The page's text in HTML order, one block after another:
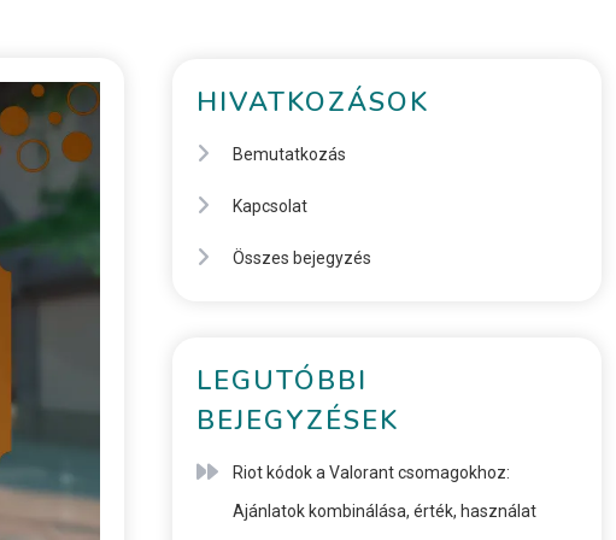
HIVATKOZÁSOK
Bemutatkozás
Kapcsolat
Összes bejegyzés
LEGUTÓBBI
BEJEGYZÉSEK
Riot kódok a Valorant csomagokhoz:
Ajánlatok kombinálása, érték, használat